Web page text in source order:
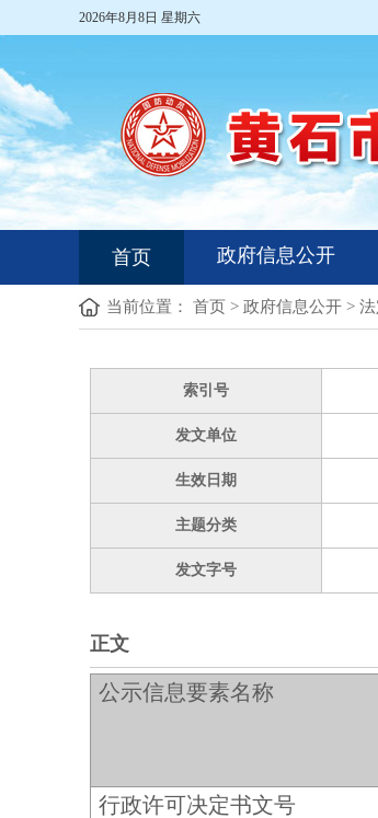
2026年8月8日 星期六
首页 政府信息公开
当前位置： 首页 > 政府信息公开 >
索引号
发文单位
生效日期
主题分类
发文字号
正文
公示信息要素名称
行政许可决定书文号